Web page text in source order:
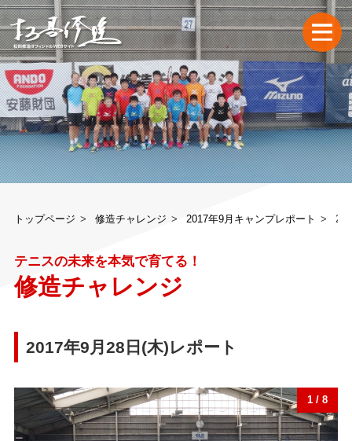
トップページ 修造チャレンジ 2017年9月キャンプレポート
テニスの未来を本気で育てる！
修造チャレンジ
2017年9月28日(木)レポート
1 / 8